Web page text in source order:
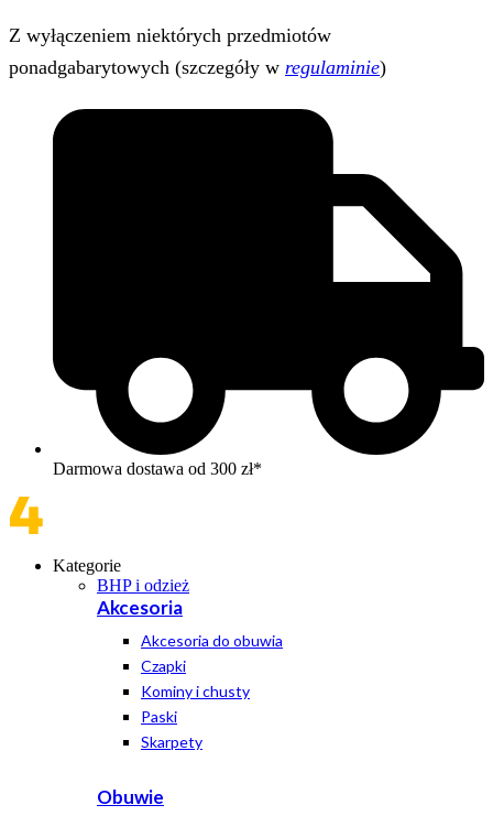
Z wyłączeniem niektórych przedmiotów
ponadgabarytowych (szczegóły w regulaminie)
Darmowa dostawa od 300 zł*
Kategorie
BHP i odzież
Akcesoria
Akcesoria do obuwia
Czapki
Kominy i chusty
Paski
Skarpety
Obuwie